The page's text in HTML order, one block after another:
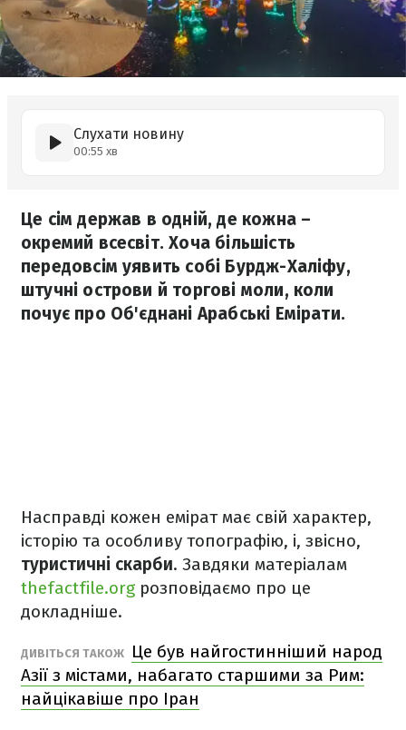
Слухати новину
00:55 хв
Це сім держав в одній, де кожна –
окремий всесвіт. Хоча більшість
передовсім уявить собі Бурдж-Халіфу,
штучні острови й торгові моли, коли
почує про Об'єднані Арабські Емірати.
Насправді кожен емірат має свій характер,
історію та особливу топографію, і, звісно,
туристичні скарби. Завдяки матеріалам
thefactfile.orgрозповідаємо про це
докладніше.
ДИВІТЬСЯ ТАКОЖ
Це був найгостинніший народ
Азії з містами, набагато старшими за Рим:
найцікавіше про Іран